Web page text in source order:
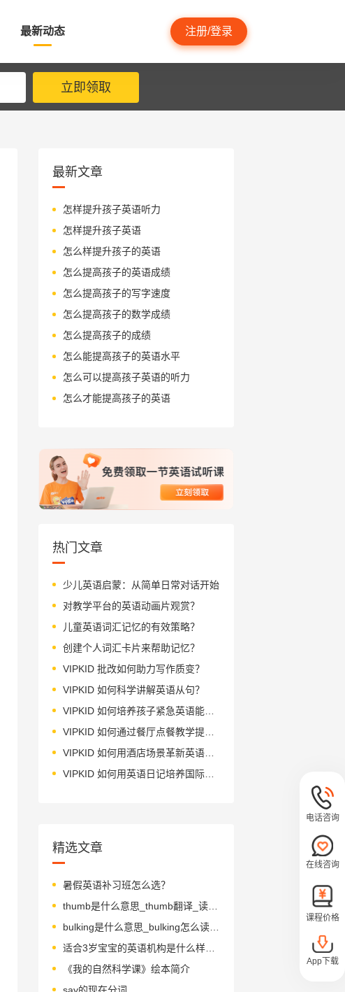
最新动态 注册/登录
立即领取
最新文章
怎样提升孩子英语听力
怎样提升孩子英语
怎么样提升孩子的英语
怎么提高孩子的英语成绩
怎么提高孩子的写字速度
怎么提高孩子的数学成绩
怎么提高孩子的成绩
怎么能提高孩子的英语水平
怎么可以提高孩子英语的听力
怎么才能提高孩子的英语
热门文章
少儿英语启蒙：从简单日常对话开始
对教学平台的英语动画片观赏？
儿童英语词汇记忆的有效策略？
创建个人词汇卡片来帮助记忆？
VIPKID 批改如何助力写作质变？
VIPKID 如何科学讲解英语从句？
VIPKID 如何培养孩子紧急英语能力？
VIPKID 如何通过餐厅点餐教学提升少儿英语应用能力？
VIPKID 如何用酒店场景革新英语教学？
VIPKID 如何用英语日记培养国际化人才？
精选文章
暑假英语补习班怎么选？
thumb是什么意思_thumb翻译_读音_用法_翻译
bulking是什么意思_bulking怎么读_音标bʌlkɪŋ
适合3岁宝宝的英语机构是什么样的？怎么选？
《我的自然科学课》绘本简介
say的现在分词
电话咨询
在线咨询
课程价格
App下载